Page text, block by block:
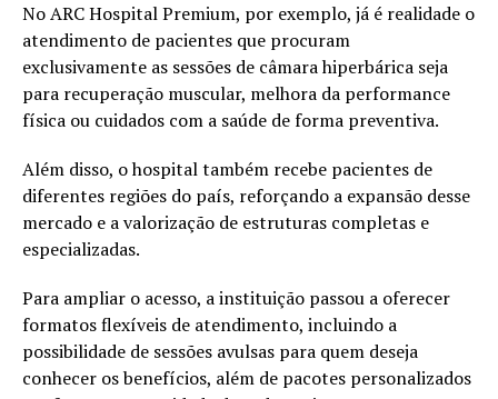
No ARC Hospital Premium, por exemplo, já é realidade o
atendimento de pacientes que procuram
exclusivamente as sessões de câmara hiperbárica seja
para recuperação muscular, melhora da performance
física ou cuidados com a saúde de forma preventiva.
Além disso, o hospital também recebe pacientes de
diferentes regiões do país, reforçando a expansão desse
mercado e a valorização de estruturas completas e
especializadas.
Para ampliar o acesso, a instituição passou a oferecer
formatos flexíveis de atendimento, incluindo a
possibilidade de sessões avulsas para quem deseja
conhecer os benefícios, além de pacotes personalizados